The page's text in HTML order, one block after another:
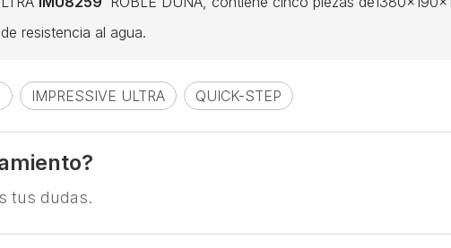
resistencia al agua.
IMPRESSIVE ULTRA QUICK-STEP
tus dudas.